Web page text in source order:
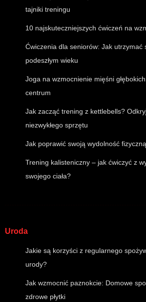
tajniki treningu
10 najskuteczniejszych ćwiczeń na
Ćwiczenia dla seniorów: Jak utrzymać
podeszłym wieku
Joga na wzmocnienie mięśni
centrum
Jak zacząć trening z kettlebells?
niezwykłego sprzętu
Jak poprawić swoją wydolność
Trening kalisteniczny – jak ćwiczyć z
swojego ciała?
Uroda
Jakie są korzyści z regularnego
urody?
Jak wzmocnić paznokcie: Domowe
zdrowe płytki